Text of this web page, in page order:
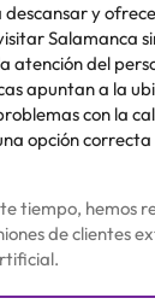
y
Salamanca
atención del
apuntan a la
con la
opción
tiempo, hemos
de clientes